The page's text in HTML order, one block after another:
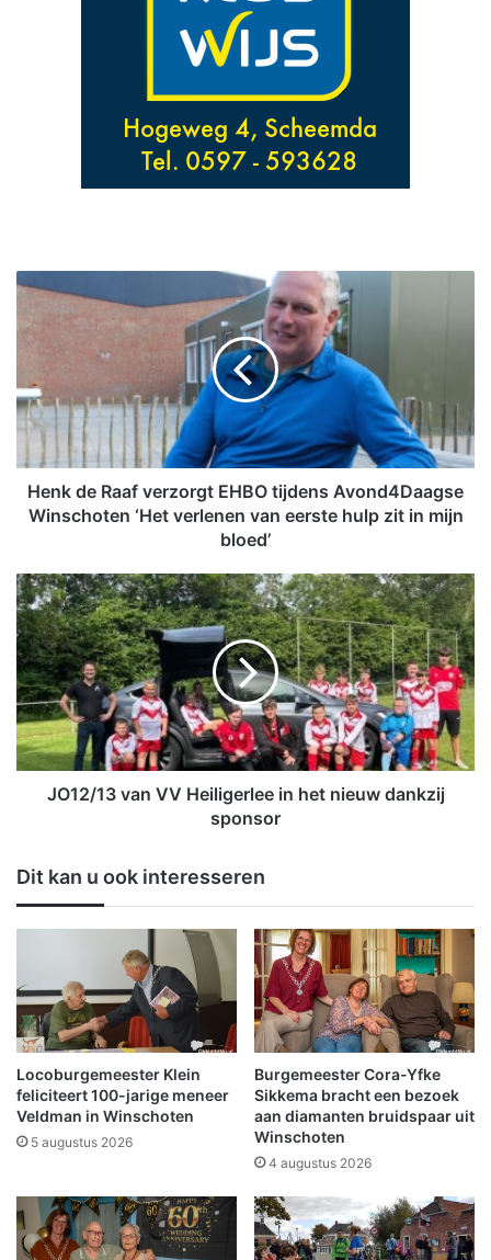
H
n
e
R
a
z
o
r
g
t
E
H
B
O
e
n
s
o
n
d
4
D
a
a
W
Henk de Raaf verzorgt EHBO tijdens Avond4Daagse
Winschoten ‘Het verlenen van eerste hulp zit in mijn
bloed’
J
O
1
2
/
1
3
v
a
e
i
l
e
r
e
e
i
n
t
n
JO12/13 van VV Heiligerlee in het nieuw dankzij
sponsor
Dit kan u ook interesseren
Locoburgemeester Klein
feliciteert 100-jarige meneer
Veldman in Winschoten
5 augustus 2026
Burgemeester Cora-Yfke
Sikkema bracht een bezoek
aan diamanten bruidspaar uit
Winschoten
4 augustus 2026